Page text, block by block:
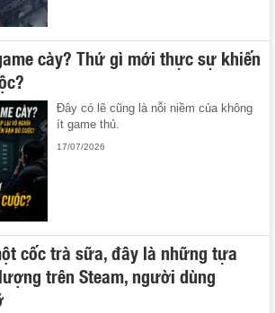
cày? Thứ gì mới thực sự khiến
Đây có lẽ cũng là nỗi niềm của không
ít game thủ.
17/07/2026
cốc trà sữa, đây là những tựa
trên Steam, người dùng